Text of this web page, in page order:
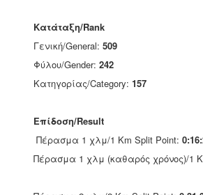
Κατάταξη/Rank
Γενική/General: 509
Φύλου/Gender: 242
Κατηγορίας/Category: 157
Επίδοση/Result
Πέρασμα 1 χλμ/1 Km Split Point:
Πέρασμα 1 χλμ (καθαρός χρόνος)/1